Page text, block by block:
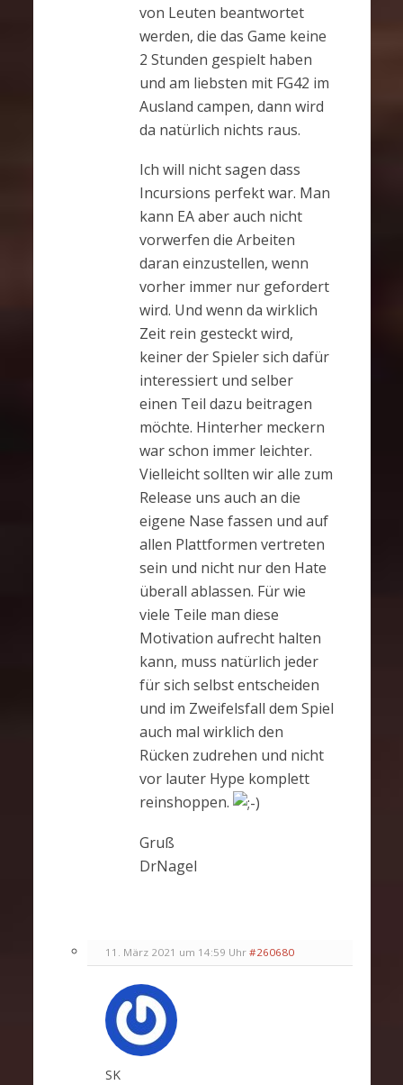
von Leuten beantwortet
werden, die das Game keine
2 Stunden gespielt haben
und am liebsten mit FG42 im
Ausland campen, dann wird
da natürlich nichts raus.
Ich will nicht sagen dass
Incursions perfekt war. Man
kann EA aber auch nicht
vorwerfen die Arbeiten
daran einzustellen, wenn
vorher immer nur gefordert
wird. Und wenn da wirklich
Zeit rein gesteckt wird,
keiner der Spieler sich dafür
interessiert und selber
einen Teil dazu beitragen
möchte. Hinterher meckern
war schon immer leichter.
Vielleicht sollten wir alle zum
Release uns auch an die
eigene Nase fassen und auf
allen Plattformen vertreten
sein und nicht nur den Hate
überall ablassen. Für wie
viele Teile man diese
Motivation aufrecht halten
kann, muss natürlich jeder
für sich selbst entscheiden
und im Zweifelsfall dem Spiel
auch mal wirklich den
Rücken zudrehen und nicht
vor lauter Hype komplett
reinshoppen.
Gruß
DrNagel
11. März 2021 um 14:59 Uhr #260680
SK